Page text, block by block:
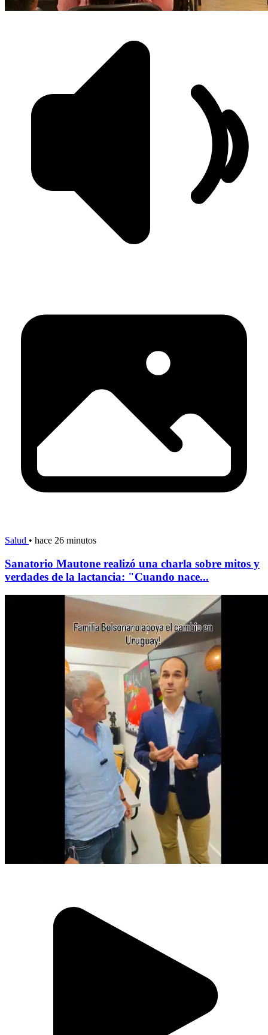
Salud • hace 26 minutos
Sanatorio Mautone realizó una charla sobre mitos y
verdades de la lactancia: "Cuando nace...